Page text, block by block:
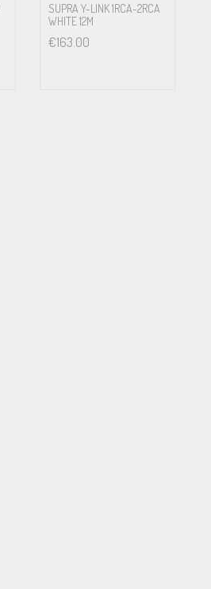
SUPRA Y-LINK 1RCA-2RCA
WHITE 12M
€163.00